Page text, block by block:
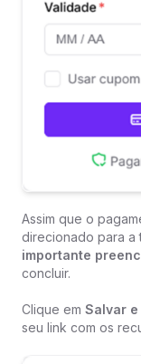
Assim que o
direcionado para a
importante
concluir.
Clique em Salvar e
seu link com os